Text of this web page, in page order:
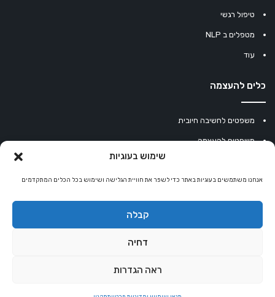
שימוש בעוגיות
אנחנו משתמשים בעוגיות באתר כדי לשפר את חוויית הגלישה ושימוש בכל הכלים המתקדמים
קבלה
דחיה
ראה הגדרות
טיפול רגשי
מטפלים ב NLP
עוד
כלים להעצמה
משפטים לחשיבה חיובית
משפטים להעצמה
מחשבון נומרולוגיה
קריסטלים למזלות
© כל הזכויות שמורות 2026 |